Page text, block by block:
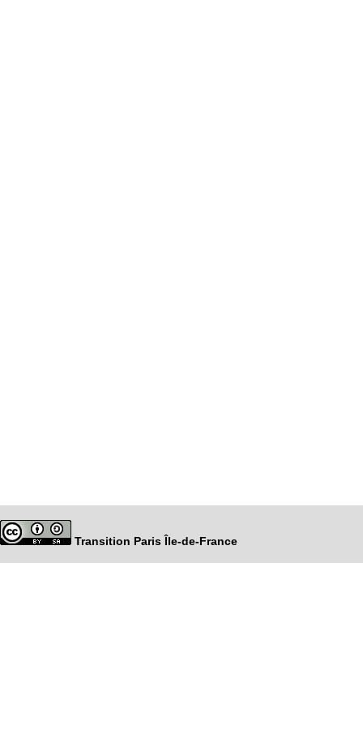
Transition Paris Île-de-France